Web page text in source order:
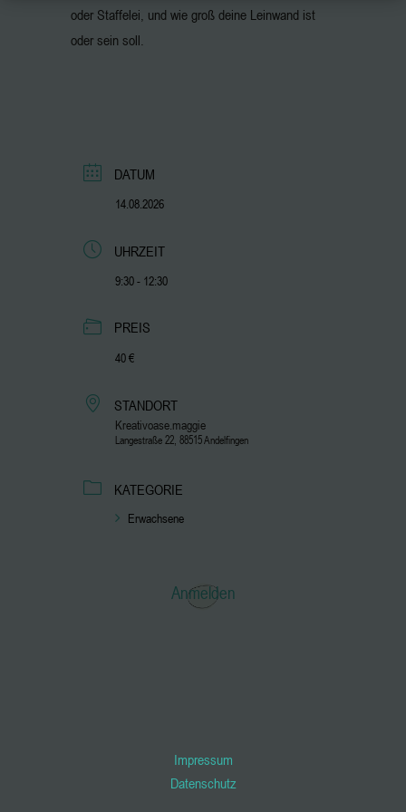
oder Staffelei, und wie groß deine Leinwand ist
oder sein soll.
DATUM
14.08.2026
UHRZEIT
9:30 - 12:30
PREIS
40 €
STANDORT
Kreativoase.maggie
Langestraße 22, 88515 Andelfingen
KATEGORIE
Erwachsene
Anmelden
Impressum
Datenschutz